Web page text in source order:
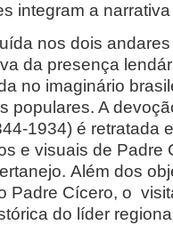
integram a
nos dois andares
da presença
no imaginário
populares. A
1934) é retratada
e visuais de Padre
Além dos
Padre Cícero, o
do líder